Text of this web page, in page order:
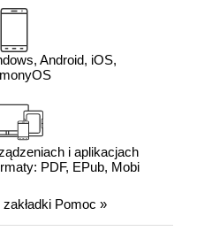
Android, iOS,
i aplikacjach
PDF, EPub, Mobi
Pomoc »